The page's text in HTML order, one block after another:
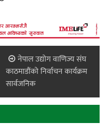
नेपाल उद्योग वाणिज्य संघ
काठमाडौंको निर्वाचन कार्यक्रम
सार्वजनिक